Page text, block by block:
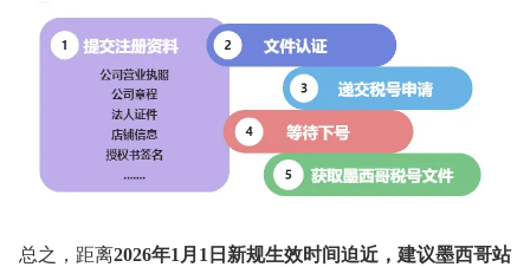
总之，距离2026年1月1日新规生效时间迫近，建议墨西哥站